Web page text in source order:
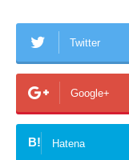
Twitter
Google+
B! Hatena